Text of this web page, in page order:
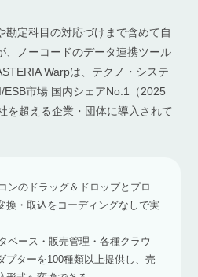
勘定科目の対応づけまで含めて自
、ノーコードのデータ連携ツール
Warpは、テクノ・システ
ESB市場 国内シェアNo.1（2025
を超える企業・団体に導入されて
ンのドラッグ＆ドロップとプロ
換・取込をコーディングなしで実
ベース・販売管理・各種クラウ
プターを100種類以上提供し、売